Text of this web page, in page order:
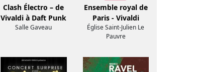
Clash Électro – de
Vivaldi à Daft Punk
Salle Gaveau
Ensemble royal de
Paris - Vivaldi
Église Saint-Julien Le
Pauvre